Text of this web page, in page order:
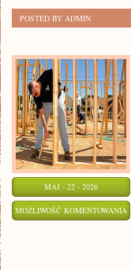
POSTED BY ADMIN
MAJ - 22 - 2026
MOŻLIWOŚĆ KOMENTOWANIA